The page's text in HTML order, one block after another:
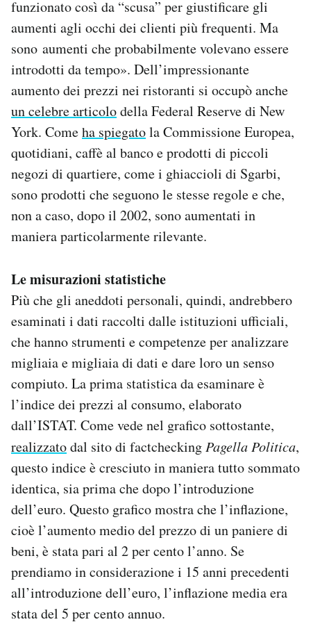
funzionato così da “scusa” per giustificare gli
aumenti agli occhi dei clienti più frequenti. Ma
sono aumenti che probabilmente volevano essere
introdotti da tempo». Dell’impressionante
aumento dei prezzi nei ristoranti si occupò anche
un celebre articolodella Federal Reserve di New
York. Comeha spiegatola Commissione Europea,
quotidiani, caffè al banco e prodotti di piccoli
negozi di quartiere, come i ghiaccioli di Sgarbi,
sono prodotti che seguono le stesse regole e che,
non a caso, dopo il 2002, sono aumentati in
maniera particolarmente rilevante.
Le misurazioni statistiche
Più che gli aneddoti personali, quindi, andrebbero
esaminati i dati raccolti dalle istituzioni ufficiali,
che hanno strumenti e competenze per analizzare
migliaia e migliaia di dati e dare loro un senso
compiuto. La prima statistica da esaminare è
l’indice dei prezzi al consumo, elaborato
dall’ISTAT. Come vede nel grafico sottostante,
realizzatodal sito di factcheckingPagella Politica,
questo indice è cresciuto in maniera tutto sommato
identica, sia prima che dopo l’introduzione
dell’euro. Questo grafico mostra che l’inflazione,
cioè l’aumento medio del prezzo di un paniere di
beni, è stata pari al 2 per cento l’anno. Se
prendiamo in considerazione i 15 anni precedenti
all’introduzione dell’euro, l’inflazione media era
stata del 5 per cento annuo.